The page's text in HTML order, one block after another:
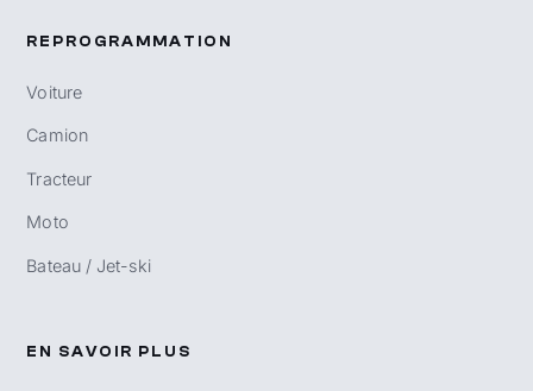
REPROGRAMMATION
Voiture
Camion
Tracteur
Moto
Bateau / Jet-ski
EN SAVOIR PLUS